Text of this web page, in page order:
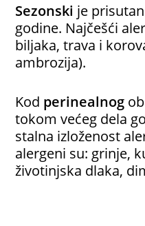
Sezonski je
godine. Najčešći
biljaka, trava i
ambrozija).
Kod perinealnog
tokom većeg dela
stalna izloženost
alergeni su: grinje,
životinjska dlaka,